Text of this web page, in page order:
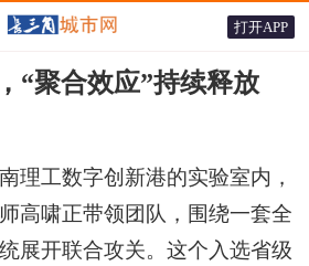
打开APP
“聚合效应”持续释放
工数字创新港的实验室内，
高啸正带领团队，围绕一套全
展开联合攻关。这个入选省级